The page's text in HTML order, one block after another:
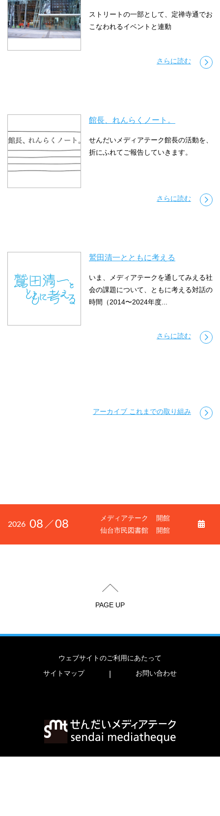
ストリートの一部として、定禅寺通でお
こなわれるイベントと連動
さらに読む
館長、れんらくノート。
せんだいメディアテーク館長の活動を、
折にふれてご報告していきます。
さらに読む
鷲田清一とともに考える
いま、メディアテークを通してみえる社
会の課題について、ともに考える対話の
時間（2014〜2024年度...
さらに読む
アーカイブ これまでの取り組み
2026 08 08
メディアテーク
開館
仙台市民図書館
開館
PAGE UP
ウェブサイトのご利用にあたって
サイトマップ
お問い合わせ